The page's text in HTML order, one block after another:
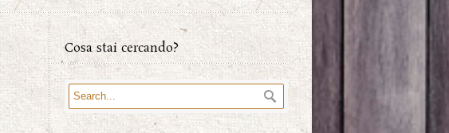
Cosa stai cercando?